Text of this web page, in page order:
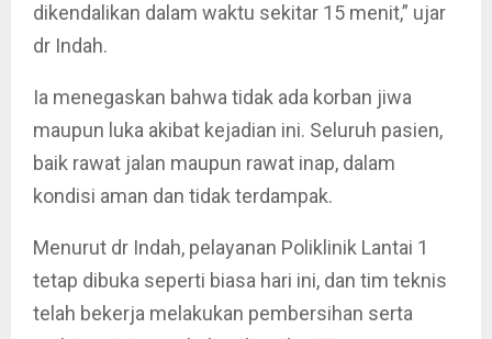
dikendalikan dalam waktu sekitar 15 menit,” ujar
dr Indah.
Ia menegaskan bahwa tidak ada korban jiwa
maupun luka akibat kejadian ini. Seluruh pasien,
baik rawat jalan maupun rawat inap, dalam
kondisi aman dan tidak terdampak.
Menurut dr Indah, pelayanan Poliklinik Lantai 1
tetap dibuka seperti biasa hari ini, dan tim teknis
telah bekerja melakukan pembersihan serta